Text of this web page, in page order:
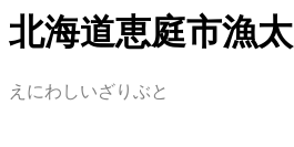
北海道恵庭市漁太
えにわしいざりぶと